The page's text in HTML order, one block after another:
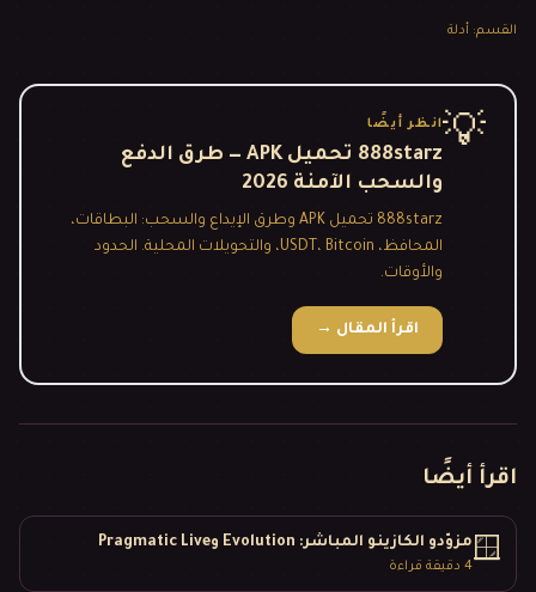
القسم: أدلة
💡انظر أيضًا
888starz تحميل APK — طرق الدفع
والسحب الآمنة 2026
888starz تحميل APK وطرق الإيداع والسحب: البطاقات،
المحافظ، USDT، Bitcoin، والتحويلات المحلية. الحدود
والأوقات.
اقرأ المقال →
اقرأ أيضًا
🪟مزوّدو الكازينو المباشر: Evolution وPragmatic Live
4 دقيقة قراءة